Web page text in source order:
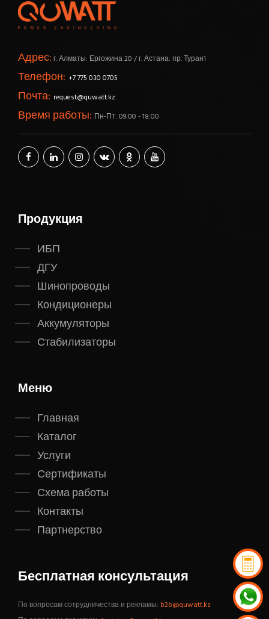
Адрес: г. Алматы: Ергожина 20 / г. Астана: пр. Туран1
Телефон: +7 775 030 0705
Почта: request@quwatt.kz
Время работы: Пн-Пт: 09:00 - 18:00
Продукция
ИБП
ДГУ
Шинопроводы
Кондиционеры
Аккумуляторы
Стабилизаторы
Меню
Главная
Каталог
Услуги
Сертификаты
Схема работы
Контакты
Партнерство
Бесплатная консультация
По вопросам сотрудничества и рекламы: b2b@quwatt.kz